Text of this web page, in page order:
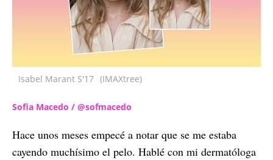
Isabel Marant S'17 (IMAXtree)
Sofia Macedo / @sofmacedo
Hace unos meses empecé a notar que se me estaba
cayendo muchísimo el pelo. Hablé con mi dermatóloga